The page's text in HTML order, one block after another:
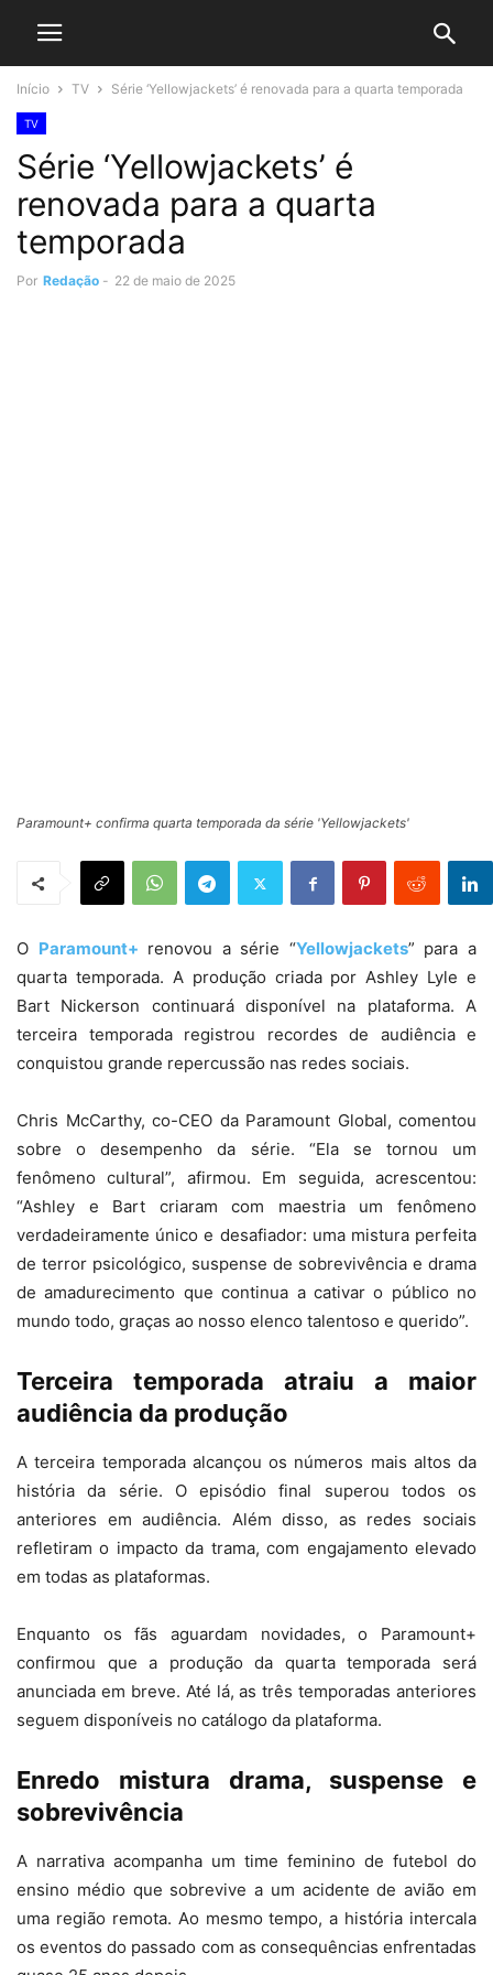
Início TV Série ‘Yellowjackets’ é renovada para a quarta temporada
TV
Série ‘Yellowjackets’ é
renovada para a quarta
temporada
Por Redação - 22 de maio de 2025
Paramount+ confirma quarta temporada da série 'Yellowjackets'
O Paramount+ renovou a série “Yellowjackets” para a
quarta temporada. A produção criada por Ashley Lyle e
Bart Nickerson continuará disponível na plataforma. A
terceira temporada registrou recordes de audiência e
conquistou grande repercussão nas redes sociais.
Chris McCarthy, co-CEO da Paramount Global, comentou
sobre o desempenho da série. “Ela se tornou um
fenômeno cultural”, afirmou. Em seguida, acrescentou:
“Ashley e Bart criaram com maestria um fenômeno
verdadeiramente único e desafiador: uma mistura perfeita
de terror psicológico, suspense de sobrevivência e drama
de amadurecimento que continua a cativar o público no
mundo todo, graças ao nosso elenco talentoso e querido”.
Terceira temporada atraiu a maior
audiência da produção
A terceira temporada alcançou os números mais altos da
história da série. O episódio final superou todos os
anteriores em audiência. Além disso, as redes sociais
refletiram o impacto da trama, com engajamento elevado
em todas as plataformas.
Enquanto os fãs aguardam novidades, o Paramount+
confirmou que a produção da quarta temporada será
anunciada em breve. Até lá, as três temporadas anteriores
seguem disponíveis no catálogo da plataforma.
Enredo mistura drama, suspense e
sobrevivência
A narrativa acompanha um time feminino de futebol do
ensino médio que sobrevive a um acidente de avião em
uma região remota. Ao mesmo tempo, a história intercala
os eventos do passado com as consequências enfrentadas